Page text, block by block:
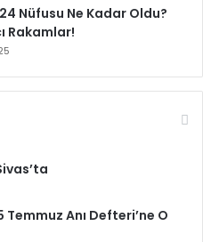
Nüfusu Ne Kadar Oldu?
Rakamlar!
Anı Defteri’ne O